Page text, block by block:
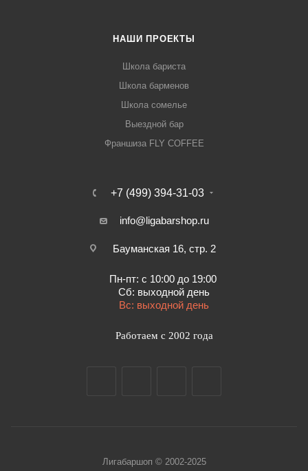
НАШИ ПРОЕКТЫ
Школа бариста
Школа барменов
Школа сомелье
Выездной бар
Франшиза FLY COFFEE
+7 (499) 394-31-03
info@ligabarshop.ru
Бауманская 16, стр. 2
Пн-пт: с 10:00 до 19:00
Сб: выходной день
Вс: выходной день
Работаем с 2002 года
Лигабаршоп © 2002-2025